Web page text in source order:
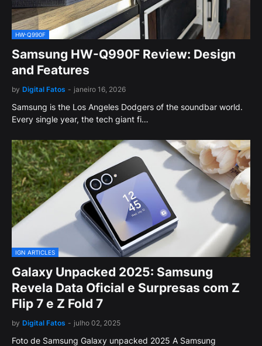
HW-Q990F
Samsung HW-Q990F Review: Design
and Features
by Digital Fatos - janeiro 16, 2026
Samsung is the Los Angeles Dodgers of the soundbar world.
Every single year, the tech giant fi…
IGN ARTICLES
Galaxy Unpacked 2025: Samsung
Revela Data Oficial e Surpresas com Z
Flip 7 e Z Fold 7
by Digital Fatos - julho 02, 2025
Foto de Samsung Galaxy unpacked 2025 A Samsung